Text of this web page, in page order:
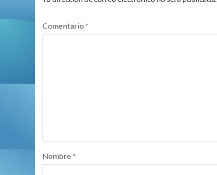
Comentario *
Nombre *